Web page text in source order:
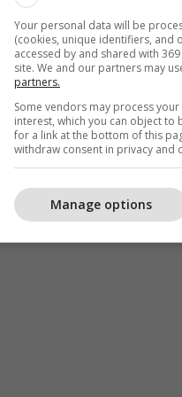
imagjinarë
veçantë për ata të
të cilës i ka humbur
Your personal data will be
(cookies, unique identifiers, and
accessed by and shared with
site. We and our partners may
partners.
Some vendors may process
interest, which you can object
for a link at the bottom of this
withdraw consent in privacy and
Manage options